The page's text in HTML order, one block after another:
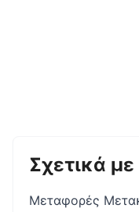
Σχετικά με
Μεταφορές